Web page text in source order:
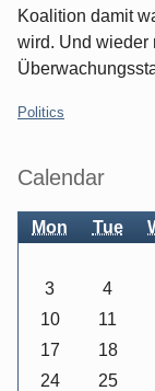
Koalition damit
wird. Und wieder
Categories:
Politics
Sidebar
Calendar
Mon Tue
3
4
10
11
17
18
24
25